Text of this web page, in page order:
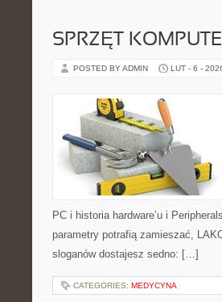
SPRZĘT
POSTED BY ADMIN LUT - 6 -
PC i historia hardware’u i
parametry potrafią zamieszać,
sloganów dostajesz sedno: […]
CATEGORIES: MEDYCYNA